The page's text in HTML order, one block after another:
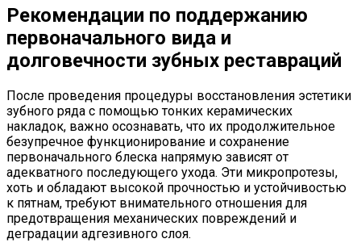
Рекомендации по поддержанию
первоначального вида и
долговечности зубных реставраций
После проведения процедуры восстановления эстетики
зубного ряда с помощью тонких керамических
накладок, важно осознавать, что их продолжительное
безупречное функционирование и сохранение
первоначального блеска напрямую зависят от
адекватного последующего ухода. Эти микропротезы,
хоть и обладают высокой прочностью и устойчивостью
к пятнам, требуют внимательного отношения для
предотвращения механических повреждений и
деградации адгезивного слоя.